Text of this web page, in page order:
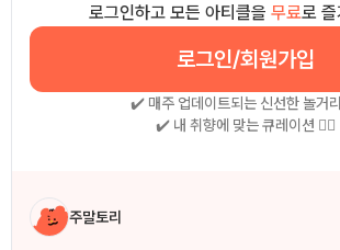
로그인하고 모든 아티클을 무료로
로그인/회원가입
✔️ 매주 업데이트되는 신선한 놀거
✔️ 내 취향에 맞는 큐레이션 🧚‍♀
작성자 소개
주말토리